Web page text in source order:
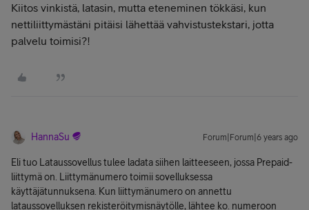
Kiitos vinkistä, latasin, mutta eteneminen tökkäsi, kun
nettiliittymästäni pitäisi lähettää vahvistustekstari, jotta
palvelu toimisi?!
HannaSu Forum|Forum|6 years ago
Eli tuo Lataussovellus tulee ladata siihen laitteeseen, jossa Prepaid-
liittymä on.
Liittymänumero toimii sovelluksessa
käyttäjätunnuksena. Kun liittymänumero on annettu
lataussovelluksen rekisteröitymisnäytölle, lähtee ko. numeroon